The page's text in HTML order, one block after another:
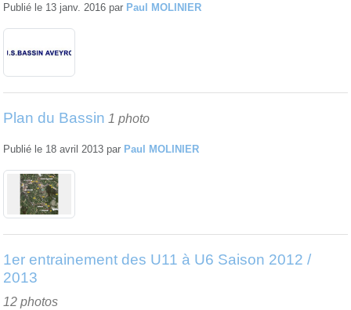
Publié le 13 janv. 2016 par Paul MOLINIER
Plan du Bassin 1 photo
Publié le 18 avril 2013 par Paul MOLINIER
1er entrainement des U11 à U6 Saison 2012 /
2013
12 photos